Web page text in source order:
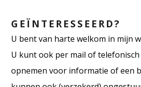
GEÏNTERESSEERD?
U bent van harte welkom in mijn
U kunt ook per mail of
opnemen voor informatie of een